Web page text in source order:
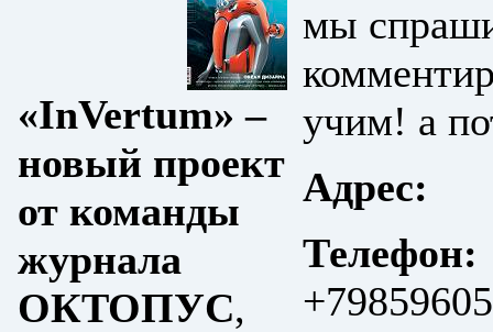
«InVertum» –
новый проект
от команды
журнала
ОКТОПУС,
мы
учим! а
Адрес:
Телефон: